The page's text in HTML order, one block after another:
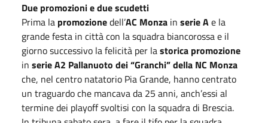
Due promozioni e due scudetti
Prima la promozionedell’AC Monza in serie Ae la
grande festa in città con la squadra biancorossa e il
giorno successivo la felicità per lastorica promozione
in serie A2 Pallanuoto dei “Granchi” della NC Monza
che, nel centro natatorio Pia Grande, hanno centrato
un traguardo che mancava da 25 anni, anch’essi al
termine dei playoff svoltisi con la squadra di Brescia.